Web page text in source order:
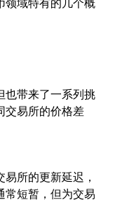
领域特有的几个概
也带来了一系列挑
交易所的价格差
所的更新延迟，
常短暂，但为交易